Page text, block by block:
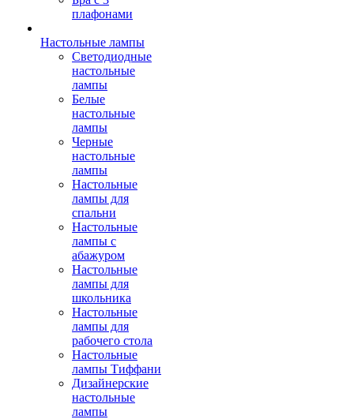
плафонами
Настольные лампы
Светодиодные
настольные
лампы
Белые
настольные
лампы
Черные
настольные
лампы
Настольные
лампы для
спальни
Настольные
лампы с
абажуром
Настольные
лампы для
школьника
Настольные
лампы для
рабочего стола
Настольные
лампы Тиффани
Дизайнерские
настольные
лампы